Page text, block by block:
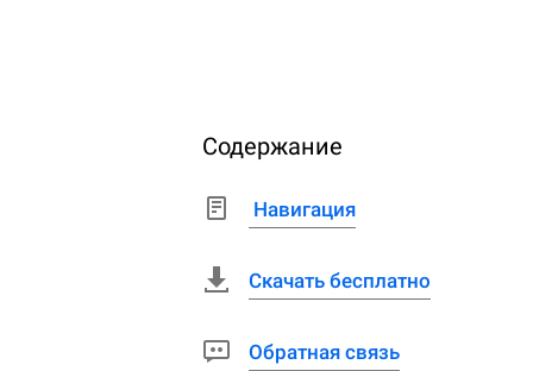
Содержание
Навигация
Скачать бесплатно
Обратная связь